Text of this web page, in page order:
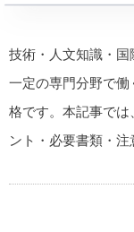
技術・人文知識・
一定の専門分野で
格です。本記事で
ント・必要書類・注